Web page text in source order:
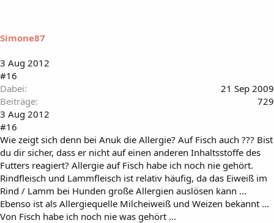
Simone87
3 Aug 2012
#16
Dabei
21 Sep 2009
Beiträge
729
3 Aug 2012
#16
Wie zeigt sich denn bei Anuk die Allergie? Auf Fisch auch ??? Bist
du dir sicher, dass er nicht auf einen anderen Inhaltsstoffe des
Futters reagiert? Allergie auf Fisch habe ich noch nie gehört.
Rindfleisch und Lammfleisch ist relativ häufig, da das Eiweiß im
Rind / Lamm bei Hunden große Allergien auslösen kann ...
Ebenso ist als Allergiequelle Milcheiweiß und Weizen bekannt ...
Von Fisch habe ich noch nie was gehört ...